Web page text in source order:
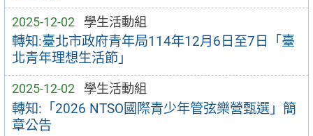
2025-12-02 學生活動組
轉知:臺北市政府青年局114年12月6日至7日「臺
北青年理想生活節」
2025-12-02 學生活動組
轉知:「2026 NTSO國際青少年管弦樂營甄選」簡
章公告